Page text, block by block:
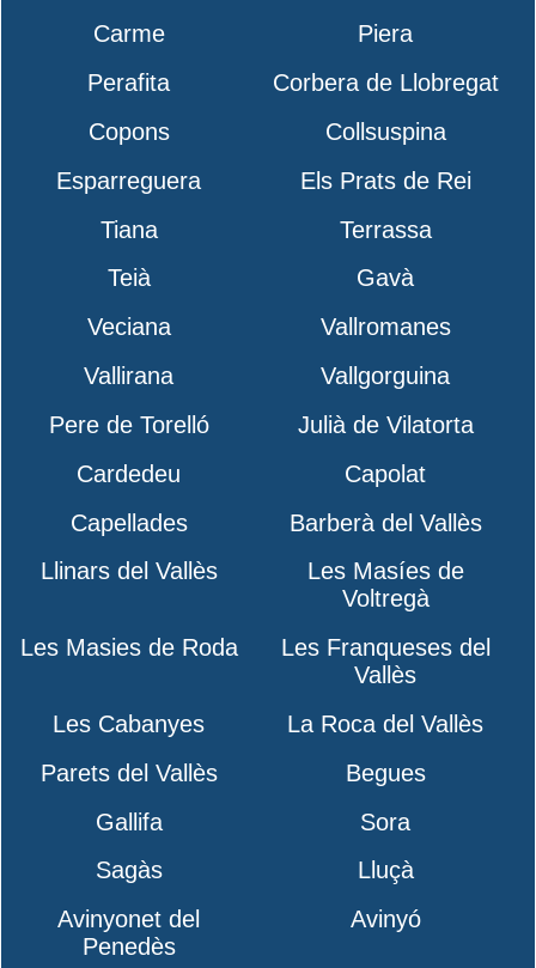
Carme
Piera
Perafita
Corbera de Llobregat
Copons
Collsuspina
Esparreguera
Els Prats de Rei
Tiana
Terrassa
Teià
Gavà
Veciana
Vallromanes
Vallirana
Vallgorguina
Pere de Torelló
Julià de Vilatorta
Cardedeu
Capolat
Capellades
Barberà del Vallès
Llinars del Vallès
Les Masíes de
Voltregà
Les Masies de Roda
Les Franqueses del
Vallès
Les Cabanyes
La Roca del Vallès
Parets del Vallès
Begues
Gallifa
Sora
Sagàs
Lluçà
Avinyonet del
Penedès
Avinyó